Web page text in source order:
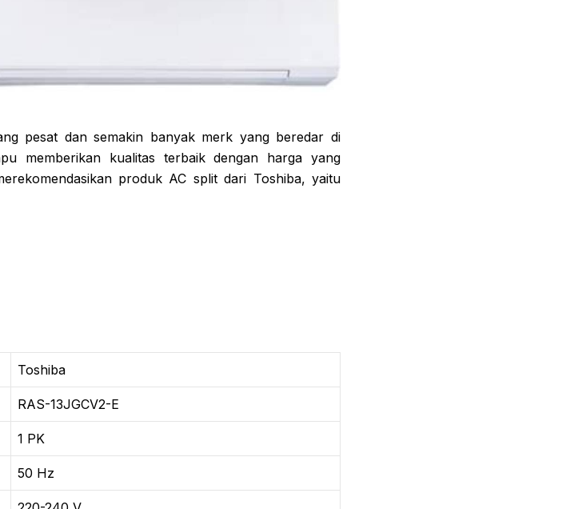
pesat dan semakin banyak merk yang beredar di
memberikan kualitas terbaik dengan harga yang
produk AC split dari Toshiba, yaitu
Toshiba
RAS-13JGCV2-E
1 PK
50 Hz